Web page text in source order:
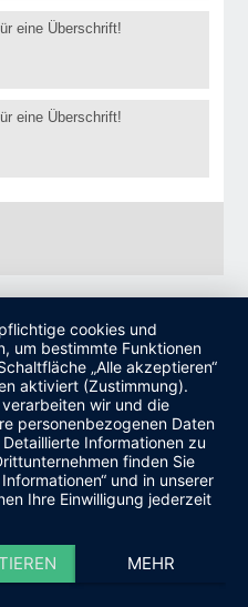
eine Überschrift!
eine Überschrift!
cookies und
um bestimmte Funktionen
„Alle akzeptieren“
aktiviert (Zustimmung).
wir und die
personenbezogenen Daten
Informationen zu
finden Sie
und in unserer
Ihre Einwilligung jederzeit
MEHR